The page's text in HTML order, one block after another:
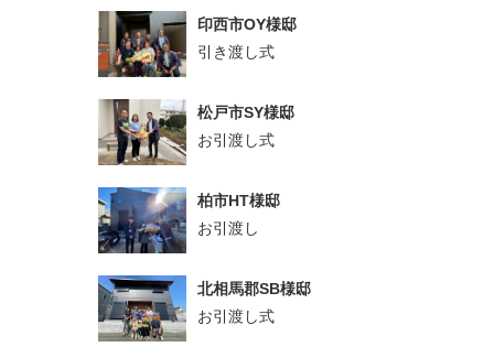
印西市OY様邸
引き渡し式
松戸市SY様邸
お引渡し式
柏市HT様邸
お引渡し
北相馬郡SB様邸
お引渡し式